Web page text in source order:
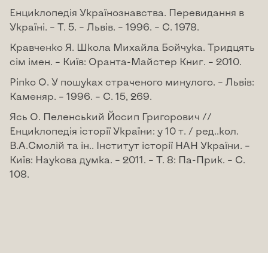
Енциклопедія Українознавства. Перевидання в
Україні. – Т. 5. – Львів. – 1996. – С. 1978.
Кравченко Я. Школа Михайла Бойчука. Тридцять
сім імен. – Київ: Оранта-Майстер Книг. – 2010.
Ріпко О. У пошуках страченого минулого. – Львів:
Каменяр. – 1996. – С. 15, 269.
Ясь О. Пеленський Йосип Григорович //
Енциклопедія історії України: у 10 т. / ред..кол.
В.А.Смолій та ін.. Інститут історії НАН України. –
Київ: Наукова думка. – 2011. – Т. 8: Па-Прик. – С.
108.